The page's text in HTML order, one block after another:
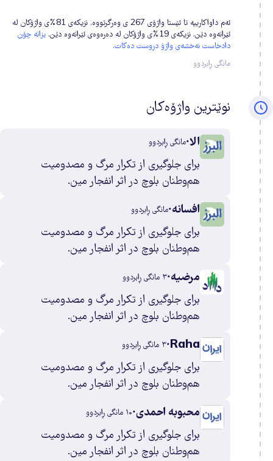
2
1
0
0
2
0
3
0
0
2
0
0
ئەم داواکارییە تا ئێستا واژۆی 267 ی وەرگرتووە. نزیکەی 81%ی واژۆکان لە
ئێرانەوە دێن. نزیکەی 19%ی واژۆکان لە دەرەوەی ئێرانەوە دێن.
بزانە چۆن
دادخاست نەخشەی واژۆ دروست دەکات.
مانگی ڕابردوو
نوێترین واژۆەکان
الا مانگی ڕابردوو
برای جلوگیری از تکرار مرگ و مصدومیت
هم‌وطنان بلوچ در اثر انفجار مین.
افسانه مانگی ڕابردوو
برای جلوگیری از تکرار مرگ و مصدومیت
هم‌وطنان بلوچ در اثر انفجار مین.
مرضیه ۳ مانگی ڕابردوو
برای جلوگیری از تکرار مرگ و مصدومیت
هم‌وطنان بلوچ در اثر انفجار مین.
Raha ۳ مانگی ڕابردوو
برای جلوگیری از تکرار مرگ و مصدومیت
هم‌وطنان بلوچ در اثر انفجار مین.
محبوبه احمدی ۱۰ مانگی ڕابردوو
برای جلوگیری از تکرار مرگ و مصدومیت
هم‌وطنان بلوچ در اثر انفجار مین.